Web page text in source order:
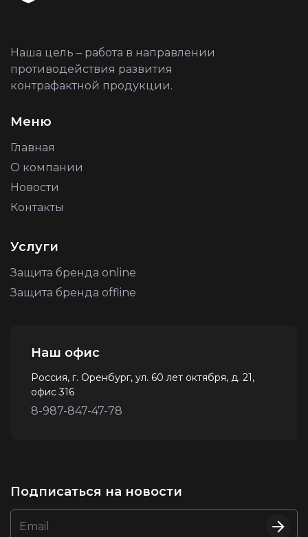
Наша цель – работа в направлении
противодействия развития
контрафактной продукции.
Меню
Главная
О компании
Новости
Контакты
Услуги
Защита бренда online
Защита бренда offline
Наш офис
Россия, г. Оренбург, ул. 60 лет октября, д. 21,
офис 316
8-987-847-47-78
Подписаться на новости
Email